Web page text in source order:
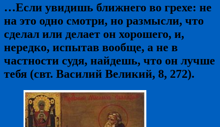
…Если увидишь ближнего во грехе: не
на это одно смотри, но размысли, что
сделал или делает он хорошего, и,
нередко, испытав вообще, а не в
частности судя, найдешь, что он лучше
тебя (свт. Василий Великий, 8, 272).